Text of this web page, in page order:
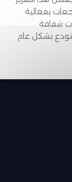
بفعالية
شفافة
بشكل عام